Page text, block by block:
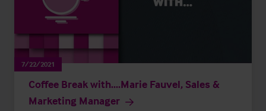
7/22/2021
Coffee Break with....Marie Fauvel, Sales &
Marketing Manager